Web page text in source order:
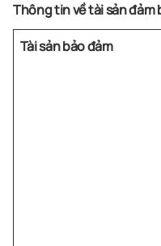
Thông tin về tài sản đảm
Tài sản bảo đảm